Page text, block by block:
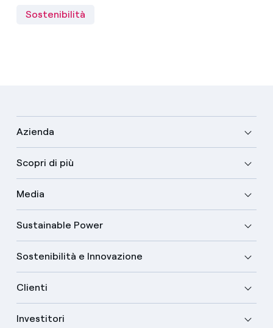
Sostenibilità
Azienda
Scopri di più
Media
Sustainable Power
Sostenibilità e Innovazione
Clienti
Investitori